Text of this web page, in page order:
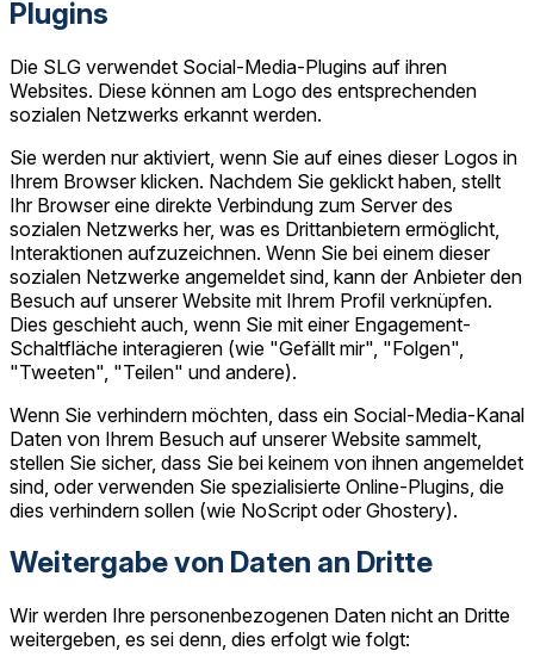
Plugins
Die SLG verwendet Social-Media-Plugins auf ihren
Websites. Diese können am Logo des entsprechenden
sozialen Netzwerks erkannt werden.
Sie werden nur aktiviert, wenn Sie auf eines dieser Logos in
Ihrem Browser klicken. Nachdem Sie geklickt haben, stellt
Ihr Browser eine direkte Verbindung zum Server des
sozialen Netzwerks her, was es Drittanbietern ermöglicht,
Interaktionen aufzuzeichnen. Wenn Sie bei einem dieser
sozialen Netzwerke angemeldet sind, kann der Anbieter den
Besuch auf unserer Website mit Ihrem Profil verknüpfen.
Dies geschieht auch, wenn Sie mit einer Engagement-
Schaltfläche interagieren (wie "Gefällt mir", "Folgen",
"Tweeten", "Teilen" und andere).
Wenn Sie verhindern möchten, dass ein Social-Media-Kanal
Daten von Ihrem Besuch auf unserer Website sammelt,
stellen Sie sicher, dass Sie bei keinem von ihnen angemeldet
sind, oder verwenden Sie spezialisierte Online-Plugins, die
dies verhindern sollen (wie NoScript oder Ghostery).
Weitergabe von Daten an Dritte
Wir werden Ihre personenbezogenen Daten nicht an Dritte
weitergeben, es sei denn, dies erfolgt wie folgt: